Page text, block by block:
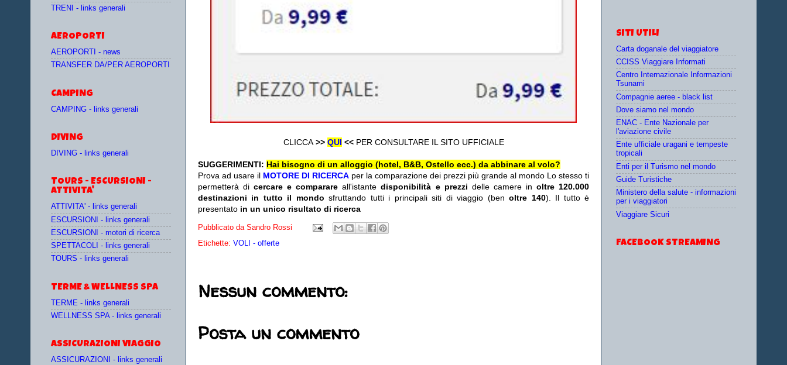
CLICCA >> QUI << PER CONSULTARE IL SITO UFFICIALE
SUGGERIMENTI: Hai bisogno di un alloggio (hotel, B&B, Ostello ecc.) da abbinare al volo?
Prova ad usare il MOTORE DI RICERCA per la comparazione dei prezzi più grande al mondo Lo stesso ti
permetterà dicercare e comparareall'istantedisponibilità e prezzi delle camere in oltre 120.000
destinazioni in tutto il mondo sfruttando tutti i principali siti di viaggio (benoltre 140). Il tutto è
presentato in un unico risultato di ricerca
Pubblicato da Sandro Rossi
Etichette: VOLI - offerte
Nessun commento:
Posta un commento
TRENI - links generali
AEROPORTI
AEROPORTI - news
TRANSFER DA/PER AEROPORTI
CAMPING
CAMPING - links generali
DIVING
DIVING - links generali
TOURS - ESCURSIONI -
ATTIVITA'
ATTIVITA' - links generali
ESCURSIONI - links generali
ESCURSIONI - motori di ricerca
SPETTACOLI - links generali
TOURS - links generali
TERME & WELLNESS SPA
TERME - links generali
WELLNESS SPA - links generali
ASSICURAZIONI VIAGGIO
ASSICURAZIONI - links generali
SITI UTILI
Carta doganale del viaggiatore
CCISS Viaggiare Informati
Centro Internazionale Informazioni
Tsunami
Compagnie aeree - black list
Dove siamo nel mondo
ENAC - Ente Nazionale per
l'aviazione civile
Ente ufficiale uragani e tempeste
tropicali
Enti per il Turismo nel mondo
Guide Turistiche
Ministero della salute - informazioni
per i viaggiatori
Viaggiare Sicuri
FACEBOOK STREAMING